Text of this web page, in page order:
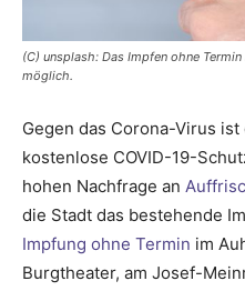
(C) unsplash: Das Impfen ohne
möglich.
Gegen das Corona-Virus
kostenlose COVID-19-
hohen Nachfrage an
die Stadt das bestehende
Impfung ohne Termin im
Burgtheater, am Josef-